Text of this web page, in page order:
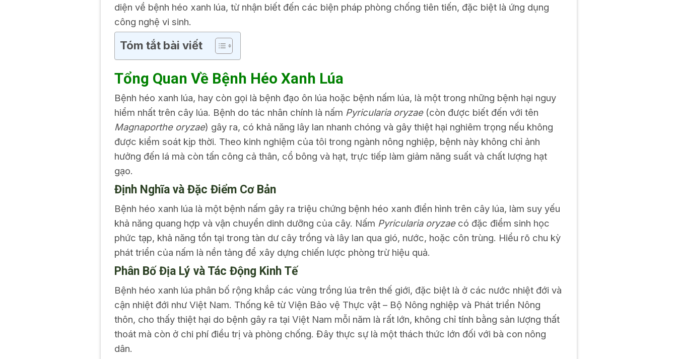
diện về bệnh héo xanh lúa, từ nhận biết đến các biện pháp phòng chống tiên tiến, đặc biệt là ứng dụng
công nghệ vi sinh.
Tóm tắt bài viết
Tổng Quan Về Bệnh Héo Xanh Lúa
Bệnh héo xanh lúa, hay còn gọi là bệnh đạo ôn lúa hoặc bệnh nấm lúa, là một trong những bệnh hại nguy
hiểm nhất trên cây lúa. Bệnh do tác nhân chính là nấm Pyricularia oryzae(còn được biết đến với tên
Magnaporthe oryzae) gây ra, có khả năng lây lan nhanh chóng và gây thiệt hại nghiêm trọng nếu không
được kiểm soát kịp thời. Theo kinh nghiệm của tôi trong ngành nông nghiệp, bệnh này không chỉ ảnh
hưởng đến lá mà còn tấn công cả thân, cổ bông và hạt, trực tiếp làm giảm năng suất và chất lượng hạt
gạo.
Định Nghĩa và Đặc Điểm Cơ Bản
Bệnh héo xanh lúa là một bệnh nấm gây ra triệu chứng bệnh héo xanh điển hình trên cây lúa, làm suy yếu
khả năng quang hợp và vận chuyển dinh dưỡng của cây. Nấm Pyricularia oryzaecó đặc điểm sinh học
phức tạp, khả năng tồn tại trong tàn dư cây trồng và lây lan qua gió, nước, hoặc côn trùng. Hiểu rõ chu kỳ
phát triển của nấm là nền tảng để xây dựng chiến lược phòng trừ hiệu quả.
Phân Bố Địa Lý và Tác Động Kinh Tế
Bệnh héo xanh lúa phân bố rộng khắp các vùng trồng lúa trên thế giới, đặc biệt là ở các nước nhiệt đới và
cận nhiệt đới như Việt Nam. Thống kê từ Viện Bảo vệ Thực vật – Bộ Nông nghiệp và Phát triển Nông
thôn, cho thấy thiệt hại do bệnh gây ra tại Việt Nam mỗi năm là rất lớn, không chỉ tính bằng sản lượng thất
thoát mà còn ở chi phí điều trị và phòng chống. Đây thực sự là một thách thức lớn đối với bà con nông
dân.